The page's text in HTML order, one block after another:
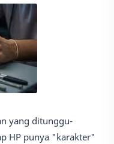
yang ditunggu-
HP punya "karakter"